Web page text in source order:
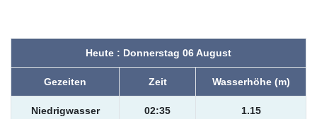
Heute : Donnerstag 06 August
Gezeiten Zeit Wasserhöhe (m)
Niedrigwasser 02:35 1.15